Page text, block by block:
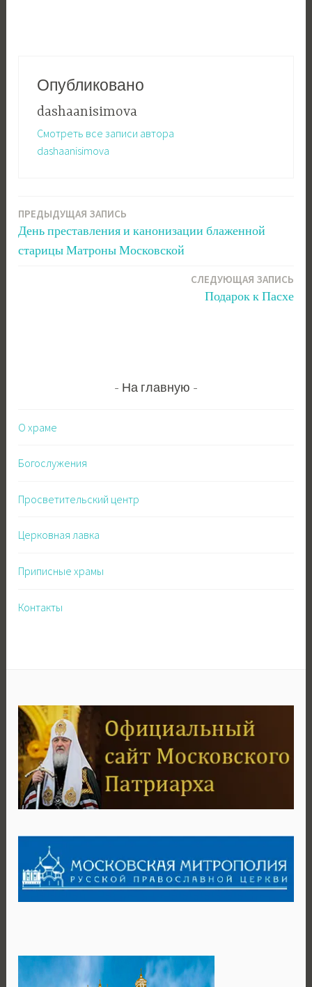
Опубликовано
dashaanisimova
Смотреть все записи автора
dashaanisimova
Навигация
по
ПРЕДЫДУЩАЯ ЗАПИСЬ
День преставления и канонизации блаженной
старицы Матроны Московской
СЛЕДУЮЩАЯ ЗАПИСЬ
Подарок к Пасхе
На главную
О храме
Богослужения
Просветительский центр
Церковная лавка
Приписные храмы
Контакты